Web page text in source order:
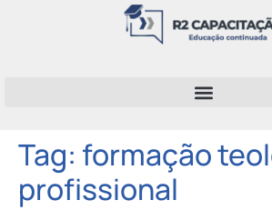
Tag: formação
profissional